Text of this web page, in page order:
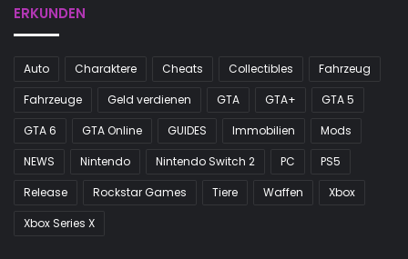
ERKUNDEN
Auto Charaktere Cheats Collectibles
Fahrzeug
Fahrzeuge
Geld verdienen GTA GTA+
GTA 5
GTA 6
GTA Online GUIDES Immobilien
Mods
NEWS
Nintendo Nintendo Switch 2 PC
PS5
Release
Rockstar Games Tiere Waffen
Xbox
Xbox Series X